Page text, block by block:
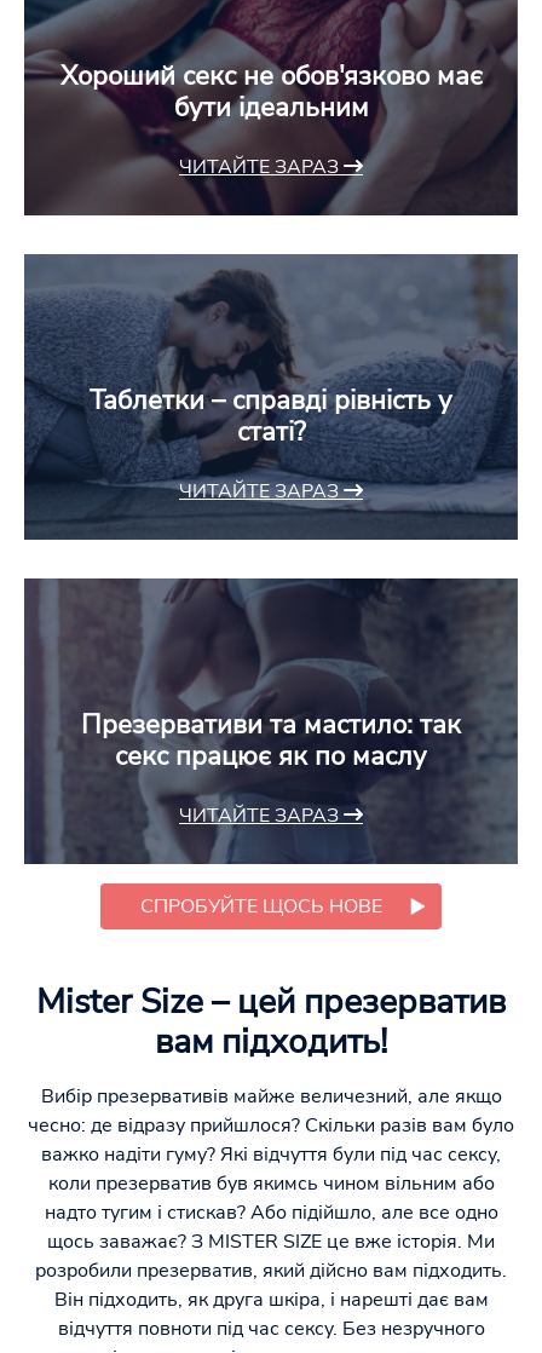
Хороший секс не обов'язково має
бути ідеальним
ЧИТАЙТЕ ЗАРАЗ
Таблетки – справді рівність у
статі?
ЧИТАЙТЕ ЗАРАЗ
Презервативи та мастило: так
секс працює як по маслу
ЧИТАЙТЕ ЗАРАЗ
СПРОБУЙТЕ ЩОСЬ НОВЕ
Mister Size – цей презерватив
вам підходить!
Вибір презервативів майже величезний, але якщо
чесно: де відразу прийшлося? Скільки разів вам було
важко надіти гуму? Які відчуття були під час сексу,
коли презерватив був якимсь чином вільним або
надто тугим і стискав? Або підійшло, але все одно
щось заважає? З MISTER SIZE це вже історія. Ми
розробили презерватив, який дійсно вам підходить.
Він підходить, як друга шкіра, і нарешті дає вам
відчуття повноти під час сексу. Без незручного